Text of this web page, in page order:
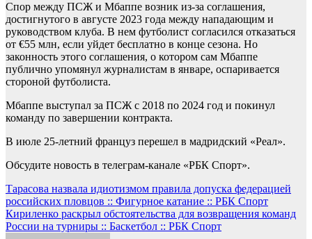
Спор между ПСЖ и Мбаппе возник из-за соглашения,
достигнутого в августе 2023 года между нападающим и
руководством клуба. В нем футболист согласился отказаться
от €55 млн, если уйдет бесплатно в конце сезона. Но
законность этого соглашения, о котором сам Мбаппе
публично упомянул журналистам в январе, оспаривается
стороной футболиста.
Мбаппе выступал за ПСЖ с 2018 по 2024 год и покинул
команду по завершении контракта.
В июле 25-летний француз перешел в мадридский «Реал».
Обсудите новость в телеграм-канале «РБК Спорт».
Навигация
по
записям
Тарасова назвала идиотизмом правила допуска федерацией
российских пловцов :: Фигурное катание :: РБК Спорт
Кириленко раскрыл обстоятельства для возвращения команд
России на турниры :: Баскетбол :: РБК Спорт